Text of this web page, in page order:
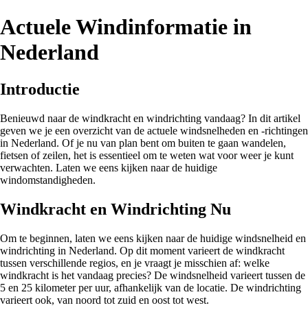
Actuele Windinformatie in
Nederland
Introductie
Benieuwd naar de windkracht en windrichting vandaag? In dit artikel
geven we je een overzicht van de actuele windsnelheden en -richtingen
in Nederland. Of je nu van plan bent om buiten te gaan wandelen,
fietsen of zeilen, het is essentieel om te weten wat voor weer je kunt
verwachten. Laten we eens kijken naar de huidige
windomstandigheden.
Windkracht en Windrichting Nu
Om te beginnen, laten we eens kijken naar de huidige windsnelheid en
windrichting in Nederland. Op dit moment varieert de windkracht
tussen verschillende regios, en je vraagt je misschien af: welke
windkracht is het vandaag precies? De windsnelheid varieert tussen de
5 en 25 kilometer per uur, afhankelijk van de locatie. De windrichting
varieert ook, van noord tot zuid en oost tot west.